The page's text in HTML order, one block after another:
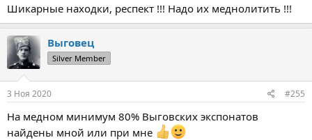
Шикарные находки, респект !!! Надо их меднолитить !!!
Выговец
Silver Member
3 Ноя 2020 #255
На медном минимум 80% Выговских экспонатов
найдены мной или при мне